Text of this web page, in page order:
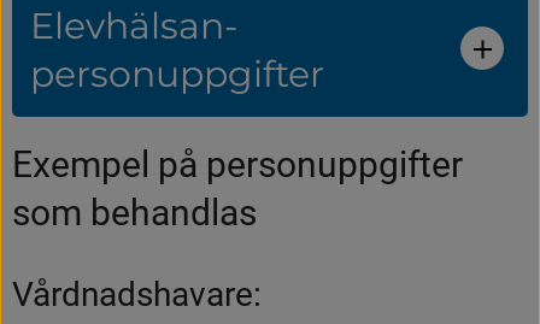
Elevhälsan-
personuppgifter
Exempel på personuppgifter
som behandlas
Vårdnadshavare: